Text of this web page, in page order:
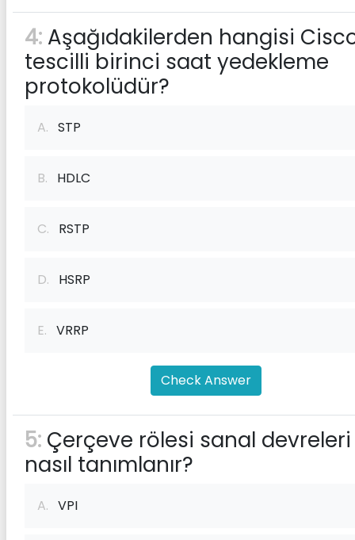
4: Aşağıdakilerden hangisi
tescilli birinci saat yedekleme
protokolüdür?
A. STP
B. HDLC
C. RSTP
D. HSRP
E. VRRP
Check Answer
5: Çerçeve rölesi sanal devreleri
nasıl tanımlanır?
A. VPI